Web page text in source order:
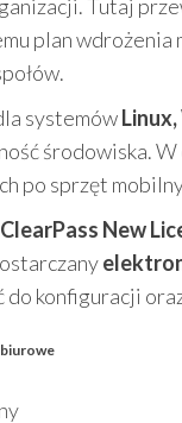
Tutaj
plan
systemów
środowiska.
po sprzęt
New
do konfiguracji